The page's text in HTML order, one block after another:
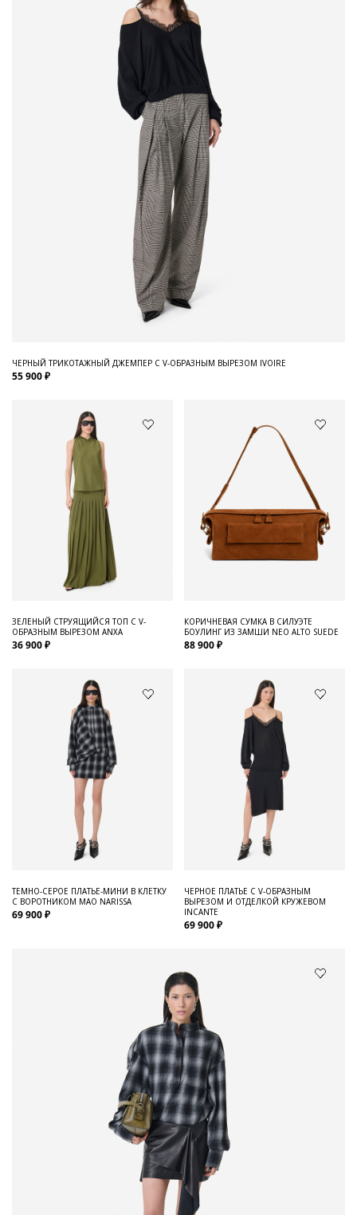
ЧЕРНЫЙ ТРИКОТАЖНЫЙ ДЖЕМПЕР С V-ОБРАЗНЫМ ВЫРЕЗОМ IVOIRE
55 900 ₽
ЗЕЛЕНЫЙ СТРУЯЩИЙСЯ ТОП С V-
ОБРАЗНЫМ ВЫРЕЗОМ ANXA
36 900 ₽
КОРИЧНЕВАЯ СУМКА В СИЛУЭТЕ
БОУЛИНГ ИЗ ЗАМШИ NEO ALTO SUEDE
88 900 ₽
ТЕМНО-СЕРОЕ ПЛАТЬЕ-МИНИ В КЛЕТКУ
С ВОРОТНИКОМ МАО NARISSA
69 900 ₽
ЧЕРНОЕ ПЛАТЬЕ С V-ОБРАЗНЫМ
ВЫРЕЗОМ И ОТДЕЛКОЙ КРУЖЕВОМ
INCANTE
69 900 ₽